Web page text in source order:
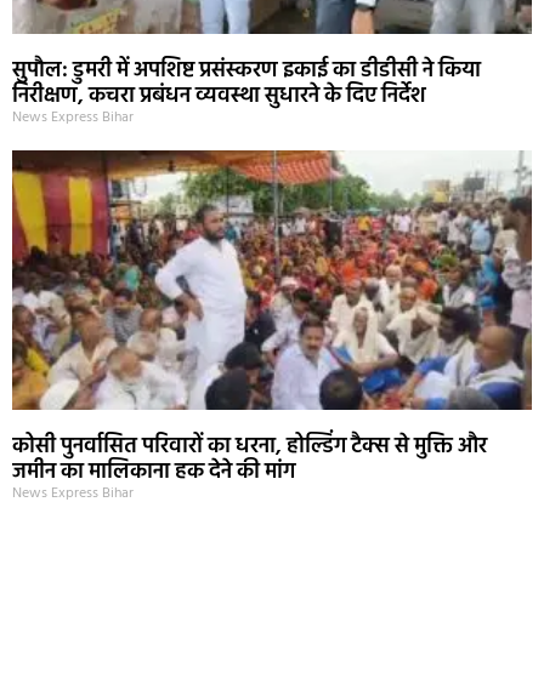
सुपौल: डुमरी में अपशिष्ट प्रसंस्करण इकाई का डीडीसी ने किया
निरीक्षण, कचरा प्रबंधन व्यवस्था सुधारने के दिए निर्देश
News Express Bihar
कोसी पुनर्वासित परिवारों का धरना, होल्डिंग टैक्स से मुक्ति और
जमीन का मालिकाना हक देने की मांग
News Express Bihar